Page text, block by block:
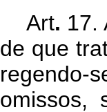
Art. 17.
de que
omissos,